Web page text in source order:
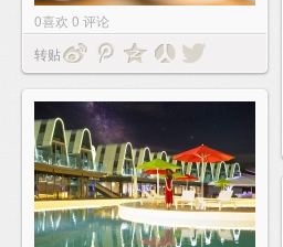
0喜欢 0 评论
转贴